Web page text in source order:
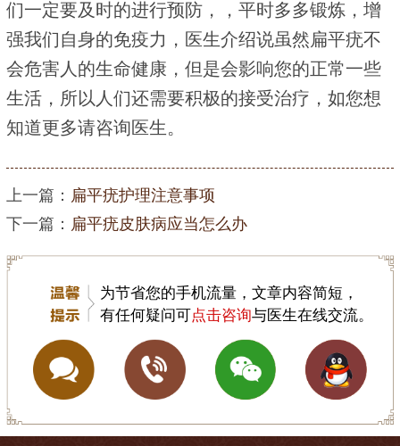
们一定要及时的进行预防，，平时多多锻炼，增
强我们自身的免疫力，医生介绍说虽然扁平疣不
会危害人的生命健康，但是会影响您的正常一些
生活，所以人们还需要积极的接受治疗，如您想
知道更多请咨询医生。
上一篇： 扁平疣护理注意事项
下一篇： 扁平疣皮肤病应当怎么办
为节省您的手机流量，文章内容简短，
有任何疑问可点击咨询与医生在线交流。